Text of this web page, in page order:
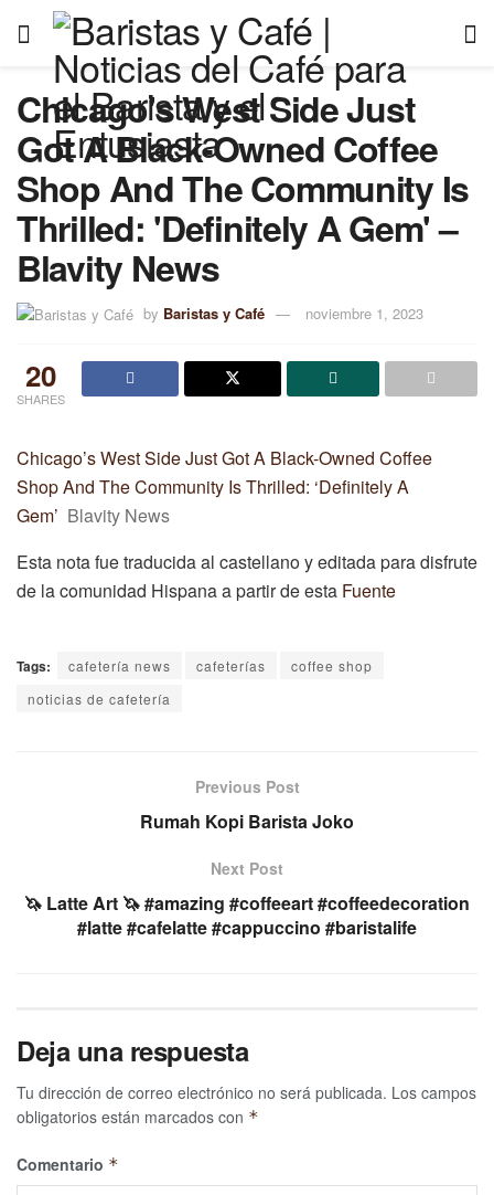
Chicago's West Side Just
Got A Black-Owned Coffee
Shop And The Community Is
Thrilled: 'Definitely A Gem' –
Blavity News
by Baristas y Café noviembre 1, 2023
20
SHARES
Chicago’s West Side Just Got A Black-Owned Coffee
Shop And The Community Is Thrilled: ‘Definitely A
Gem’ Blavity News
Esta nota fue traducida al castellano y editada para disfrute
de la comunidad Hispana a partir de esta Fuente
Tags: cafetería news cafeterías
coffee shop
noticias de cafetería
Previous Post
Rumah Kopi Barista Joko
Next Post
🦄 Latte Art 🦄 #amazing #coffeeart #coffeedecoration
#latte #cafelatte #cappuccino #baristalife
Deja una respuesta
Tu dirección de correo electrónico no será publicada. Los campos
obligatorios están marcados con *
Comentario *